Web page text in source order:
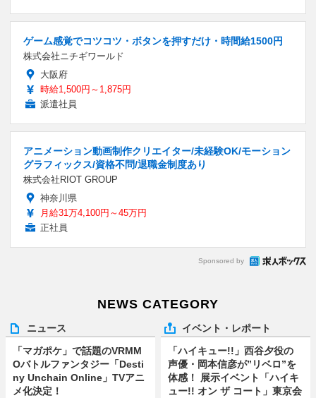
ゲーム感覚でコツコツ・ボタンを押すだけ・時間給1500円
株式会社ニチギワールド
大阪府
時給1,500円～1,875円
派遣社員
アニメーション動画制作クリエイター/未経験OK/モーション
グラフィックス/資格不問/退職金制度あり
株式会社RIOT GROUP
神奈川県
月給31万4,100円～45万円
正社員
Sponsored by
NEWS CATEGORY
ニュース
「マガポケ」で話題のVRMM
Oバトルファンタジー「Desti
ny Unchain Online」TVアニ
メ化決定！
イベント・レポート
「ハイキュー!!」西谷夕役の
声優・岡本信彦が”リベロ”を
体感！ 展示イベント「ハイキ
ュー!! オン ザ コート」東京会